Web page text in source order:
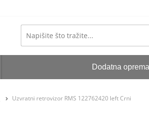
Dodatna oprema
Uzvratni retrovizor RMS 122762420 left Crni